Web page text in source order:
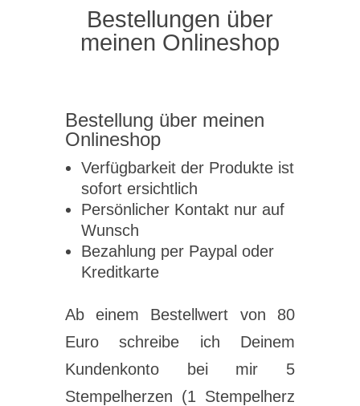
Bestellungen über
meinen Onlineshop
Bestellung über meinen
Onlineshop
Verfügbarkeit der Produkte ist
sofort ersichtlich
Persönlicher Kontakt nur auf
Wunsch
Bezahlung per Paypal oder
Kreditkarte
Ab einem Bestellwert von 80
Euro schreibe ich Deinem
Kundenkonto bei mir 5
Stempelherzen (1 Stempelherz